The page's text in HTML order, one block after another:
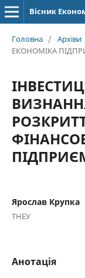
Вісник
Головна / Архіви
ЕКОНОМІКА
Ярослав Крупка
ТНЕУ
Анотація